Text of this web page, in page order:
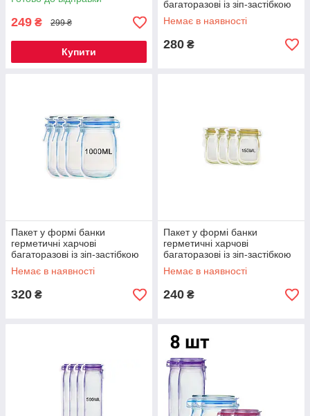
249 ₴ 299 ₴
Купити
багаторазові із зіп-застібкою
Mason розмір М (500 ml) - 4
шт Код 38-5699
Немає в наявності
280 ₴
Пакет у формі банки
герметичні харчові
багаторазові із зіп-застібкою
Mason розмір L (1000ml) - 4
шт Код 38-5696
Немає в наявності
320 ₴
Пакет у формі банки
герметичні харчові
багаторазові із зіп-застібкою
Mason розмір S(150 ml)-4 шт
Код 38-0001
Немає в наявності
240 ₴